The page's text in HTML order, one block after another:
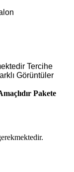
Tercihe
Görüntüler
Pakete